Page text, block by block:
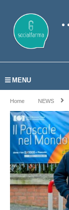
MENU
Home NEWS